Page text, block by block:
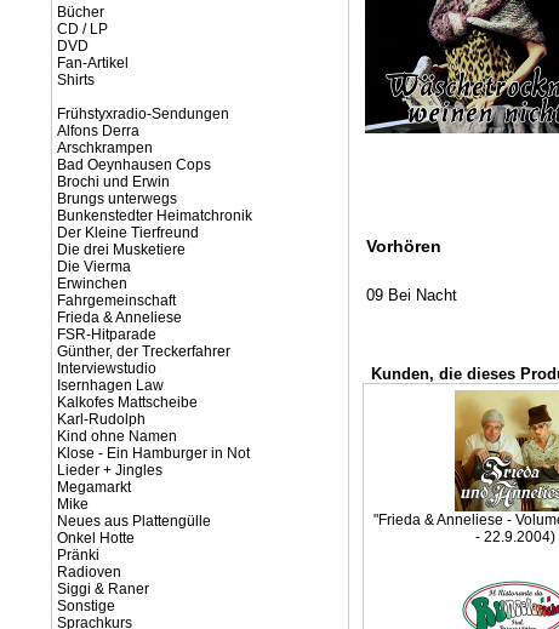
Bücher
CD / LP
DVD
Fan-Artikel
Shirts
Frühstyxradio-Sendungen
Alfons Derra
Arschkrampen
Bad Oeynhausen Cops
Brochi und Erwin
Brungs unterwegs
Bunkenstedter Heimatchronik
Der Kleine Tierfreund
Die drei Musketiere
Die Vierma
Erwinchen
Fahrgemeinschaft
Frieda & Anneliese
FSR-Hitparade
Günther, der Treckerfahrer
Interviewstudio
Isernhagen Law
Kalkofes Mattscheibe
Karl-Rudolph
Kind ohne Namen
Klose - Ein Hamburger in Not
Lieder + Jingles
Megamarkt
Mike
Neues aus Plattengülle
Onkel Hotte
Pränki
Radioven
Siggi & Raner
Sonstige
Sprachkurs
Vorhören
09 Bei Nacht
Kunden, die dieses
"Frieda & Anneliese -
- 22.9.2004)